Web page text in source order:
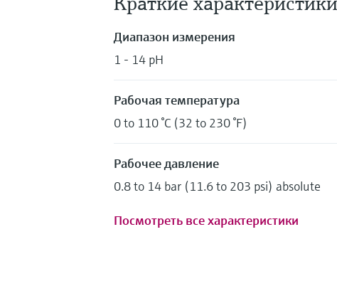
Диапазон измерения
1 - 14 pH
Рабочая температура
0 to 110 °C (32 to 230 °F)
Рабочее давление
0.8 to 14 bar (11.6 to 203 psi) absolute
Посмотреть все характеристики